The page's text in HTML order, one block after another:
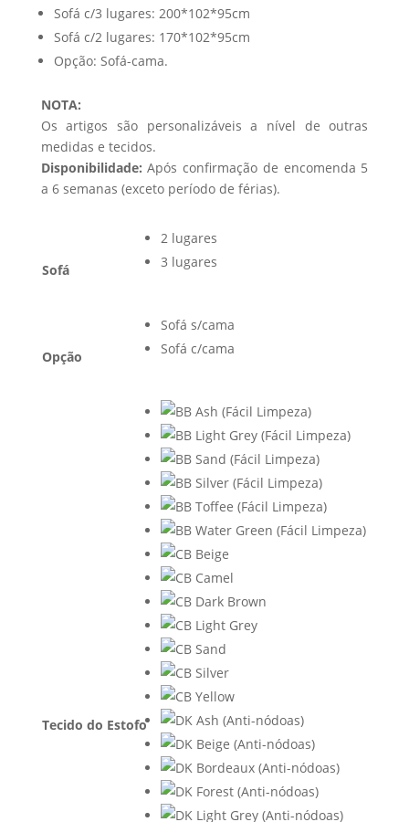
Sofá c/3 lugares: 200*102*95cm
Sofá c/2 lugares: 170*102*95cm
Opção: Sofá-cama.
NOTA:
Os artigos são personalizáveis a nível de outras
medidas e tecidos.
Disponibilidade: Após confirmação de encomenda 5
a 6 semanas (exceto período de férias).
Sofá
2 lugares
3 lugares
Opção
Sofá s/cama
Sofá c/cama
Tecido do Estofo